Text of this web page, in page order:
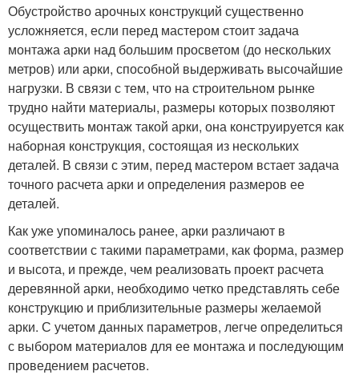
Обустройство арочных конструкций существенно
усложняется, если перед мастером стоит задача
монтажа арки над большим просветом (до нескольких
метров) или арки, способной выдерживать высочайшие
нагрузки. В связи с тем, что на строительном рынке
трудно найти материалы, размеры которых позволяют
осуществить монтаж такой арки, она конструируется как
наборная конструкция, состоящая из нескольких
деталей. В связи с этим, перед мастером встает задача
точного расчета арки и определения размеров ее
деталей.
Как уже упоминалось ранее, арки различают в
соответствии с такими параметрами, как форма, размер
и высота, и прежде, чем реализовать проект расчета
деревянной арки, необходимо четко представлять себе
конструкцию и приблизительные размеры желаемой
арки. С учетом данных параметров, легче определиться
с выбором материалов для ее монтажа и последующим
проведением расчетов.